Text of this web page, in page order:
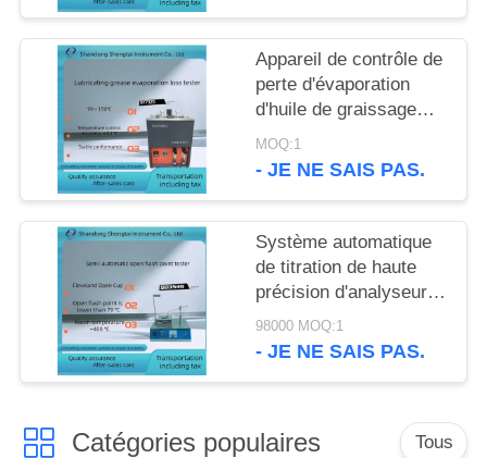
Appareil de contrôle de
perte d'évaporation
d'huile de graissage
d'ASTM D972 à toute
température entre le ℃
MOQ:1
- JE NE SAIS PAS.
Système automatique
de titration de haute
précision d'analyseur
d'azote de ST115C
kjeldahl
98000 MOQ:1
- JE NE SAIS PAS.
Catégories populaires Tous